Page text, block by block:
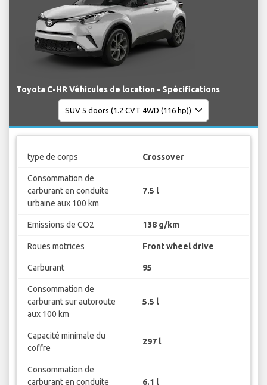
Toyota C-HR Véhicules de location - Spécifications
type de corps Crossover
Consommation de
carburant en conduite
urbaine aux 100 km
7.5 l
Emissions de CO2 138 g/km
Roues motrices Front wheel drive
Carburant 95
Consommation de
carburant sur autoroute
aux 100 km
5.5 l
Capacité minimale du
coffre
297 l
Consommation de
carburant en conduite
6.1 l